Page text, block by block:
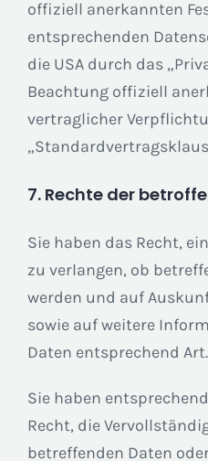
offiziell anerkannten
entsprechenden
die USA durch das
Beachtung offiziell
vertraglicher
7. Rechte der
Sie haben das Recht,
zu verlangen, ob
werden und auf
sowie auf weitere
Daten entsprechend Art.
Sie haben
Recht, die
betreffenden Daten